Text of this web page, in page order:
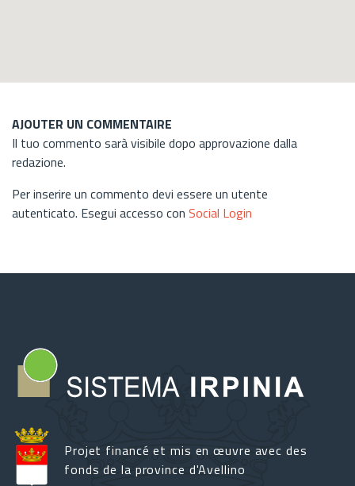
AJOUTER UN COMMENTAIRE
Il tuo commento sarà visibile dopo approvazione dalla
redazione.
Per inserire un commento devi essere un utente
autenticato. Esegui accesso con Social Login
Projet financé et mis en œuvre avec des
fonds de la province d'Avellino